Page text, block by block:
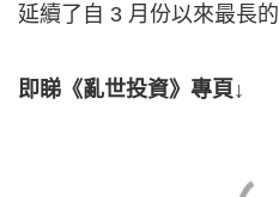
延續了自 3 月份以來最長
即睇《亂世投資》專頁↓